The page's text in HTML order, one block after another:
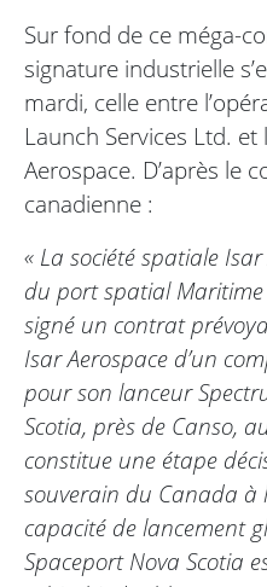
Sur fond de ce méga-
signature industrielle
mardi, celle entre
Launch Services Ltd.
Aerospace. D’après le
canadienne :
« La société spatiale
du port spatial Maritime
signé un contrat
Isar Aerospace d’un
pour son lanceur
Scotia, près de Canso,
constitue une étape
souverain du Canada à
capacité de lancement
Spaceport Nova Scotia